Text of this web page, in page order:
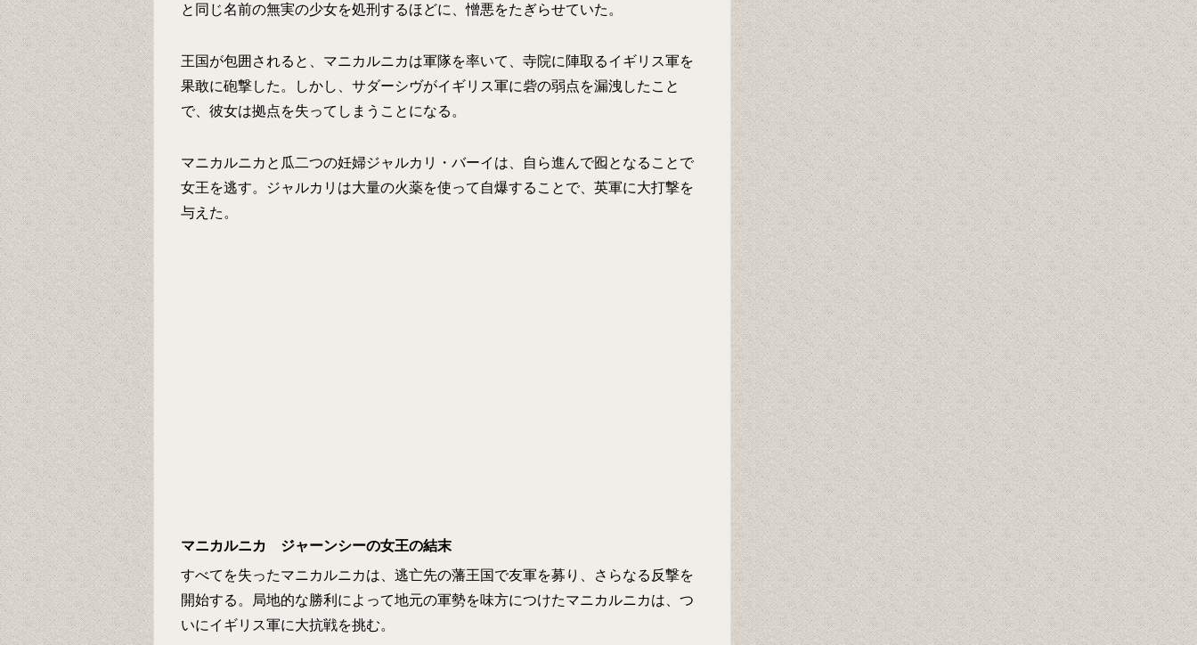
と同じ名前の無実の少女を処刑するほどに、憎悪をたぎらせていた。
王国が包囲されると、マニカルニカは軍隊を率いて、寺院に陣取るイギリス軍を
果敢に砲撃した。しかし、サダーシヴがイギリス軍に砦の弱点を漏洩したこと
で、彼女は拠点を失ってしまうことになる。
マニカルニカと瓜二つの妊婦ジャルカリ・バーイは、自ら進んで囮となることで
女王を逃す。ジャルカリは大量の火薬を使って自爆することで、英軍に大打撃を
与えた。
マニカルニカ ジャーンシーの女王の結末
すべてを失ったマニカルニカは、逃亡先の藩王国で友軍を募り、さらなる反撃を
開始する。局地的な勝利によって地元の軍勢を味方につけたマニカルニカは、つ
いにイギリス軍に大抗戦を挑む。